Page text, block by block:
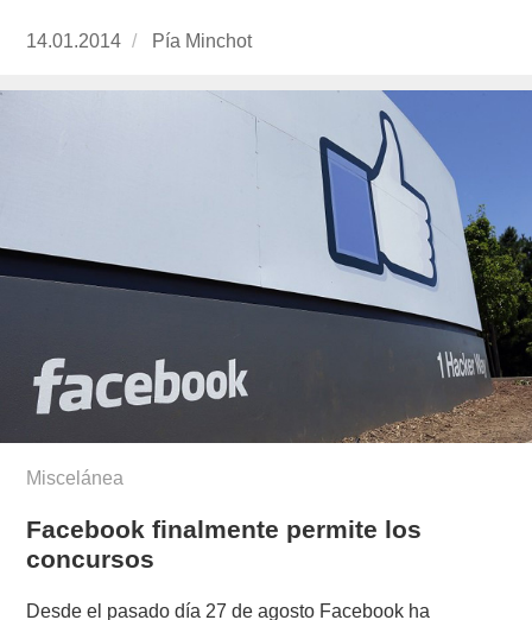
Publicado
14.01.2014 https://www.experimenta.es/author/pia/
Pía Minchot
Miscelánea
Facebook finalmente permite los
concursos
Desde el pasado día 27 de agosto Facebook ha